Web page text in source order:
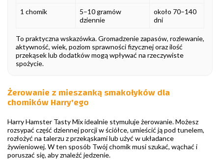
1 chomik
5–10 gramów
dziennie
około 70–140
dni
To praktyczna wskazówka. Gromadzenie zapasów, rozlewanie,
aktywność, wiek, poziom sprawności fizycznej oraz ilość
przekąsek lub dodatków mogą wpływać na rzeczywiste
spożycie.
Żerowanie z mieszanką smakołyków dla
chomików Harry'ego
Harry Hamster Tasty Mix idealnie stymuluje żerowanie. Możesz
rozsypać część dziennej porcji w ściółce, umieścić ją pod tunelem,
rozłożyć na talerzu z przekąskami lub użyć w układance
żywieniowej. W ten sposób Twój chomik musi szukać, wąchać i
poruszać się, aby znaleźć jedzenie.